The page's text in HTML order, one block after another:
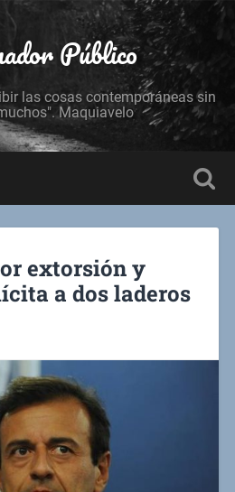
Público
las cosas contemporáneas sin
Maquiavelo
extorsión y
a dos laderos